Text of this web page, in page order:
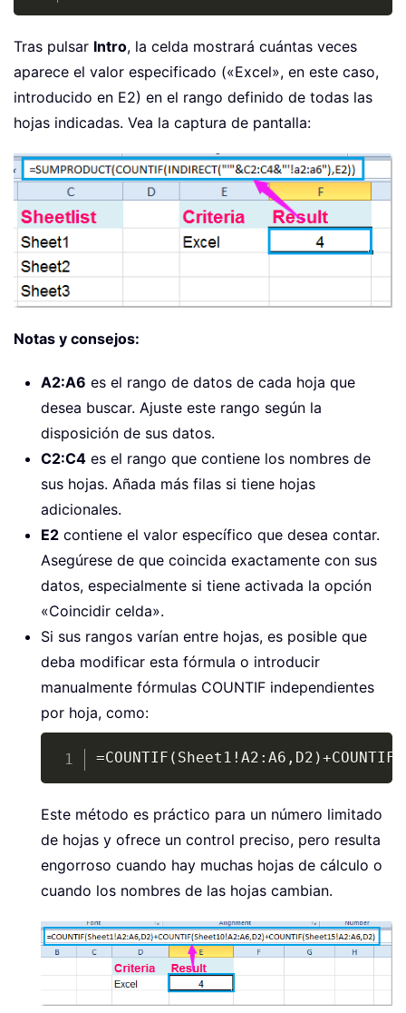
Tras pulsar Intro, la celda mostrará cuántas veces
aparece el valor especificado («Excel», en este caso,
introducido en E2) en el rango definido de todas las
hojas indicadas. Vea la captura de pantalla:
Notas y consejos:
A2:A6 es el rango de datos de cada hoja que
desea buscar. Ajuste este rango según la
disposición de sus datos.
C2:C4 es el rango que contiene los nombres de
sus hojas. Añada más filas si tiene hojas
adicionales.
E2 contiene el valor específico que desea contar.
Asegúrese de que coincida exactamente con sus
datos, especialmente si tiene activada la opción
«Coincidir celda».
Si sus rangos varían entre hojas, es posible que
deba modificar esta fórmula o introducir
manualmente fórmulas COUNTIF independientes
por hoja, como:
Copy
Este método es práctico para un número limitado
de hojas y ofrece un control preciso, pero resulta
engorroso cuando hay muchas hojas de cálculo o
cuando los nombres de las hojas cambian.